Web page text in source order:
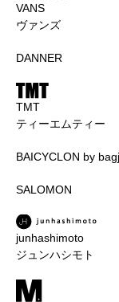
VANS
ヴァンズ
DANNER
TMT
ティーエムティー
BAICYCLON by
SALOMON
junhashimoto
ジュンハシモト